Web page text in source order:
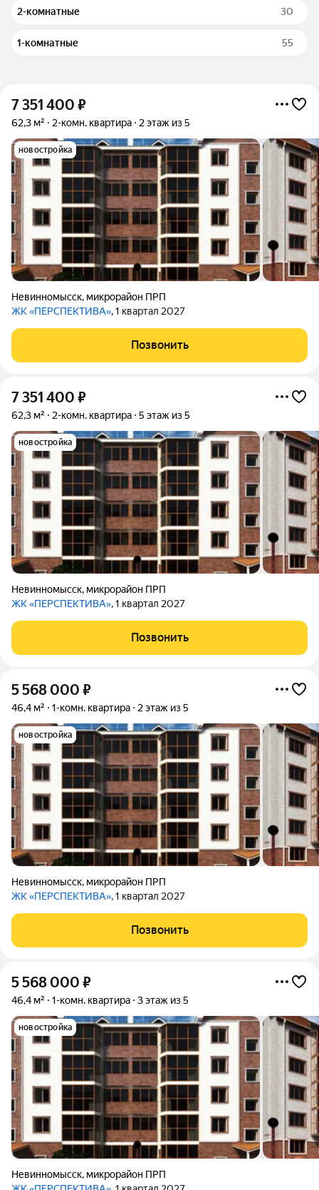
2-комнатные 30
1-комнатные 55
7 351 400 ₽
62,3 м² 2-комн. квартира 2 этаж из 5
новостройка
Невинномысск, микрорайон ПРП
ЖК «ПЕРСПЕКТИВА», 1 квартал 2027
Позвонить
7 351 400 ₽
62,3 м² 2-комн. квартира 5 этаж из 5
новостройка
Невинномысск, микрорайон ПРП
ЖК «ПЕРСПЕКТИВА», 1 квартал 2027
Позвонить
5 568 000 ₽
46,4 м² 1-комн. квартира 2 этаж из 5
новостройка
Невинномысск, микрорайон ПРП
ЖК «ПЕРСПЕКТИВА», 1 квартал 2027
Позвонить
5 568 000 ₽
46,4 м² 1-комн. квартира 3 этаж из 5
новостройка
Невинномысск, микрорайон ПРП